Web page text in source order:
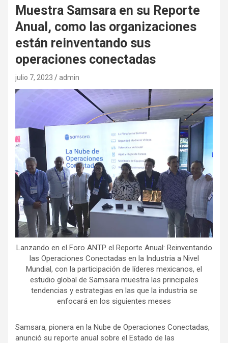
Muestra Samsara en su Reporte
Anual, como las organizaciones
están reinventando sus
operaciones conectadas
julio 7, 2023 admin
Lanzando en el Foro ANTP el Reporte Anual: Reinventando
las Operaciones Conectadas en la Industria a Nivel
Mundial, con la participación de líderes mexicanos, el
estudio global de Samsara muestra las principales
tendencias y estrategias en las que la industria se
enfocará en los siguientes meses
Samsara, pionera en la Nube de Operaciones Conectadas,
anunció su reporte anual sobre el Estado de las